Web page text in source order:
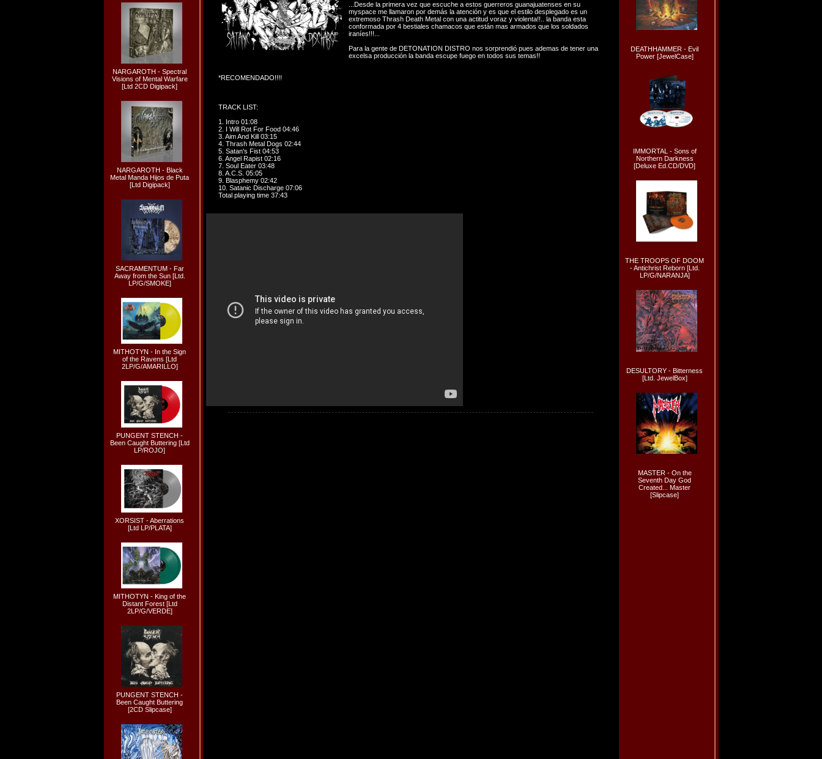
NARGAROTH - Spectral
Visions of Mental Warfare
[Ltd 2CD Digipack]
NARGAROTH - Black
Metal Manda Hijos de Puta
[Ltd Digipack]
SACRAMENTUM - Far
Away from the Sun [Ltd.
LP/G/SMOKE]
MITHOTYN - In the Sign
of the Ravens [Ltd
2LP/G/AMARILLO]
PUNGENT STENCH -
Been Caught Buttering [Ltd
LP/ROJO]
XORSIST - Aberrations
[Ltd LP/PLATA]
MITHOTYN - King of the
Distant Forest [Ltd
2LP/G/VERDE]
PUNGENT STENCH -
Been Caught Buttering
[2CD Slipcase]
...Desde la primera vez que escuche a estos guerreros guanajuatenses en su
myspace me llamaron por demás la atención y es que el estilo desplegado es un
extremoso Thrash Death Metal con una actitud voraz y violenta!!.. la banda esta
conformada por 4 bestiales chamacos que están mas armados que los soldados
iraníes!!!...
Para la gente de DETONATION DISTRO nos sorprendió pues ademas de tener una
excelsa producción la banda escupe fuego en todos sus temas!!
*RECOMENDADO!!!!
TRACK LIST:
1. Intro 01:08
2. I Will Rot For Food 04:46
3. Aim And Kill 03:15
4. Thrash Metal Dogs 02:44
5. Satan's Fist 04:53
6. Angel Rapist 02:16
7. Soul Eater 03:48
8. A.C.S. 05:05
9. Blasphemy 02:42
10. Satanic Discharge 07:06
Total playing time 37:43
DEATHHAMMER - Evil
Power [JewelCase]
IMMORTAL - Sons of
Northern Darkness
[Deluxe Ed.CD/DVD]
THE TROOPS OF DOOM
- Antichrist Reborn [Ltd.
LP/G/NARANJA]
DESULTORY - Bitterness
[Ltd. JewelBox]
MASTER - On the
Seventh Day God
Created... Master
[Slipcase]